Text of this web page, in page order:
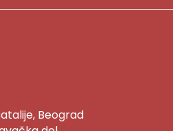
Beograd